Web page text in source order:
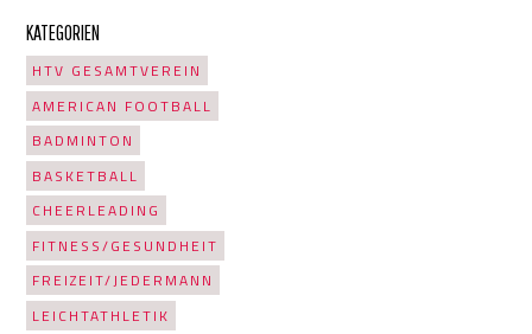
KATEGORIEN
HTV GESAMTVEREIN
AMERICAN FOOTBALL
BADMINTON
BASKETBALL
CHEERLEADING
FITNESS/GESUNDHEIT
FREIZEIT/JEDERMANN
LEICHTATHLETIK